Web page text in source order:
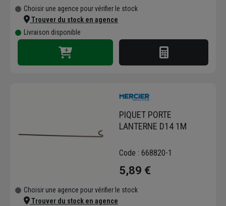
Choisir une agence pour vérifier le stock
Trouver du stock en agence
Livraison disponible
PIQUET PORTE
LANTERNE D14 1M
Code : 668820-1
5,89 €
Choisir une agence pour vérifier le stock
Trouver du stock en agence